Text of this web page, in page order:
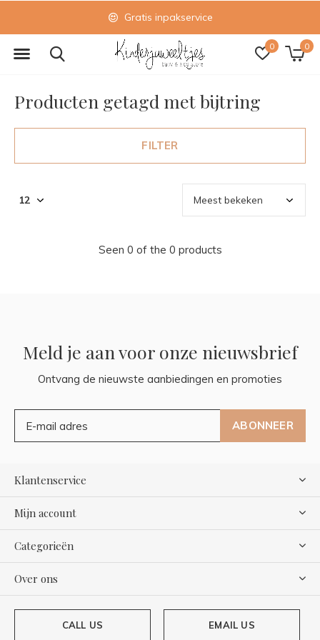
0 0
Gratis inpakservice
Producten getagd met bijtring
FILTER
Seen 0 of the 0 products
Meld je aan voor onze nieuwsbrief
Ontvang de nieuwste aanbiedingen en promoties
ABONNEER
Klantenservice
Mijn account
Categorieën
Over ons
CALL US EMAIL US